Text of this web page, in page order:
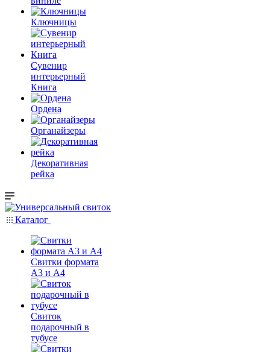
Ключницы
Сувенир
интерьерный
Книга
Ордена
Органайзеры
Декоративная
рейка
Каталог
Свитки формата
А3 и А4
Свиток
подарочный в
тубусе